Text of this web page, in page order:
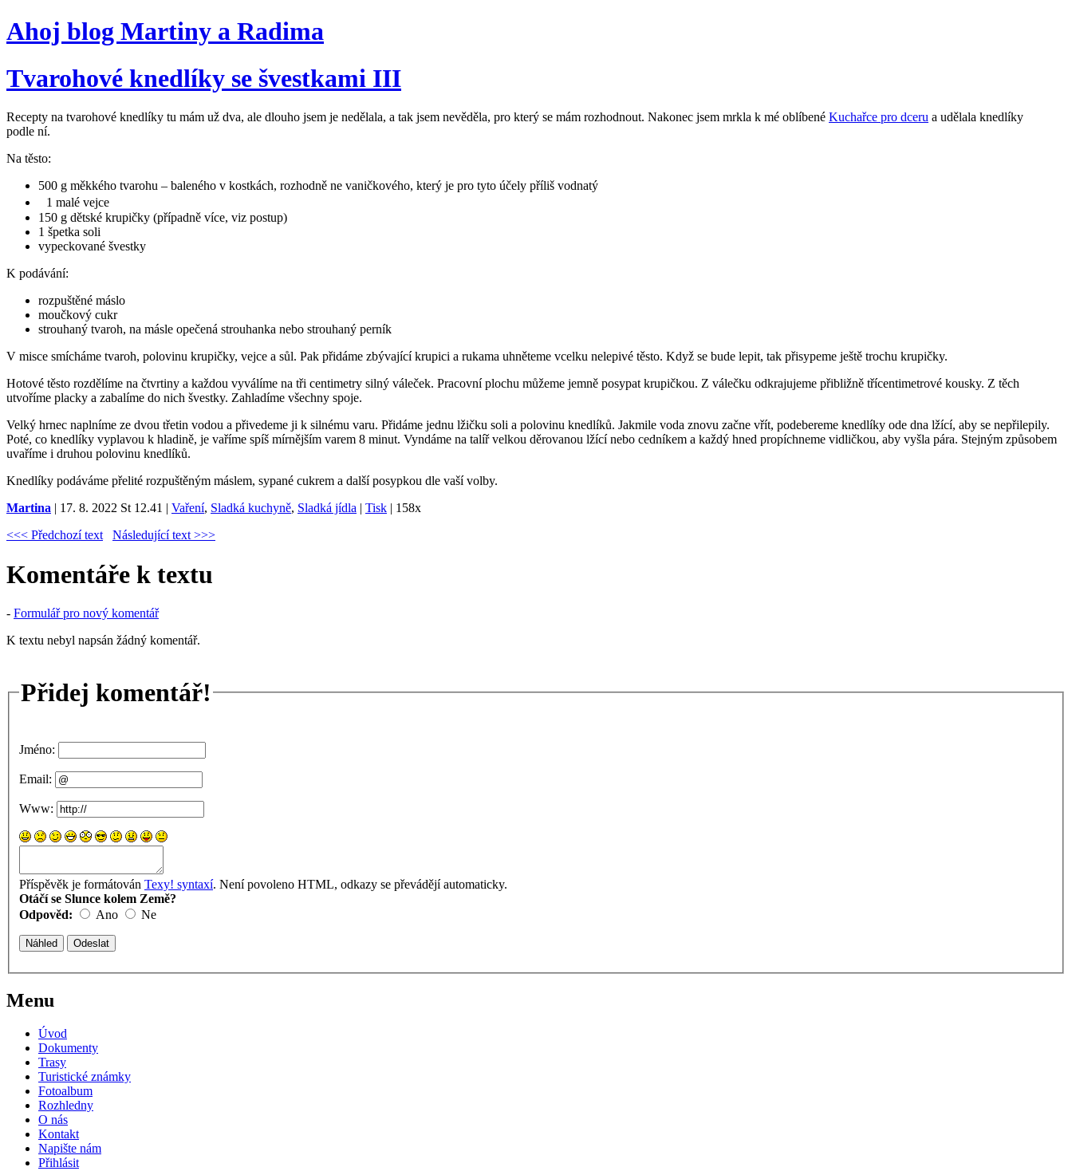
Ahoj blog Martiny a Radima
Tvarohové knedlíky se švestkami III
Recepty na tvarohové knedlíky tu mám už dva, ale dlouho jsem je nedělala, a tak jsem nevěděla, pro který se mám rozhodnout. Nakonec jsem mrkla k mé oblíbené Kuchařce pro dceru a udělala knedlíky
podle ní.
Na těsto:
500 g měkkého tvarohu – baleného v kostkách, rozhodně ne vaničkového, který je pro tyto účely příliš vodnatý
1 malé vejce
150 g dětské krupičky (případně více, viz postup)
1 špetka soli
vypeckované švestky
K podávání:
rozpuštěné máslo
moučkový cukr
strouhaný tvaroh, na másle opečená strouhanka nebo strouhaný perník
V misce smícháme tvaroh, polovinu krupičky, vejce a sůl. Pak přidáme zbývající krupici a rukama uhněteme vcelku nelepivé těsto. Když se bude lepit, tak přisypeme ještě trochu krupičky.
Hotové těsto rozdělíme na čtvrtiny a každou vyválíme na tři centimetry silný váleček. Pracovní plochu můžeme jemně posypat krupičkou. Z válečku odkrajujeme přibližně třícentimetrové kousky. Z těch
utvoříme placky a zabalíme do nich švestky. Zahladíme všechny spoje.
Velký hrnec naplníme ze dvou třetin vodou a přivedeme ji k silnému varu. Přidáme jednu lžičku soli a polovinu knedlíků. Jakmile voda znovu začne vřít, podebereme knedlíky ode dna lžící, aby se nepřilepily.
Poté, co knedlíky vyplavou k hladině, je vaříme spíš mírnějším varem 8 minut. Vyndáme na talíř velkou děrovanou lžící nebo cedníkem a každý hned propíchneme vidličkou, aby vyšla pára. Stejným způsobem
uvaříme i druhou polovinu knedlíků.
Knedlíky podáváme přelité rozpuštěným máslem, sypané cukrem a další posypkou dle vaší volby.
Martina | 17. 8. 2022 St 12.41 | Vaření, Sladká kuchyně, Sladká jídla | Tisk | 158x
<<< Předchozí text
Následující text >>>
Komentáře k textu
- Formulář pro nový komentář
K textu nebyl napsán žádný komentář.
Přidej komentář!
Jméno:
Email:
Www:
Příspěvěk je formátován Texy! syntaxí. Není povoleno HTML, odkazy se převádějí automaticky.
Otáčí se Slunce kolem Země?
Odpověd:
Ano Ne
Menu
Úvod
Dokumenty
Trasy
Turistické známky
Fotoalbum
Rozhledny
O nás
Kontakt
Napište nám
Přihlásit